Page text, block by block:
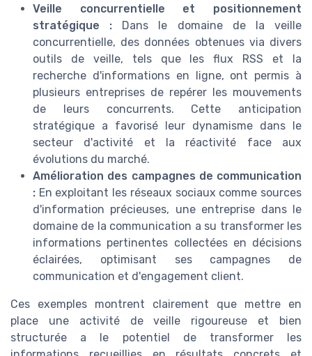
Veille concurrentielle et positionnement
stratégique : Dans le domaine de la veille
concurrentielle, des données obtenues via divers
outils de veille, tels que les flux RSS et la
recherche d'informations en ligne, ont permis à
plusieurs entreprises de repérer les mouvements
de leurs concurrents. Cette anticipation
stratégique a favorisé leur dynamisme dans le
secteur d'activité et la réactivité face aux
évolutions du marché.
Amélioration des campagnes de communication
: En exploitant les réseaux sociaux comme sources
d'information précieuses, une entreprise dans le
domaine de la communication a su transformer les
informations pertinentes collectées en décisions
éclairées, optimisant ses campagnes de
communication et d'engagement client.
Ces exemples montrent clairement que mettre en
place une activité de veille rigoureuse et bien
structurée a le potentiel de transformer les